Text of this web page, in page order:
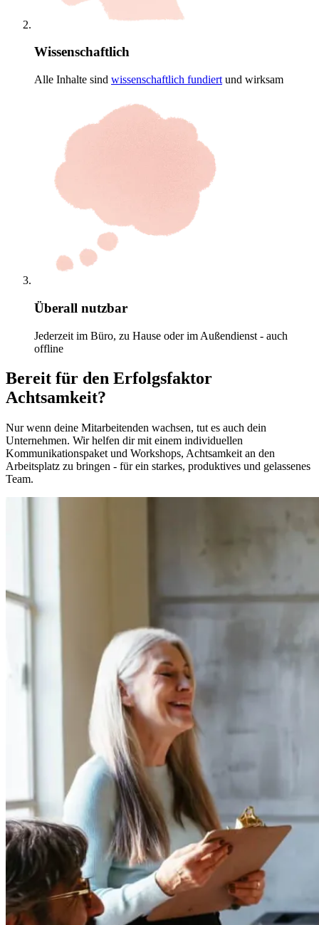
Wissenschaftlich
Alle Inhalte sind wissenschaftlich fundiert und wirksam
Überall nutzbar
Jederzeit im Büro, zu Hause oder im Außendienst - auch
offline
Bereit für den Erfolgsfaktor
Achtsamkeit?
Nur wenn deine Mitarbeitenden wachsen, tut es auch dein
Unternehmen. Wir helfen dir mit einem individuellen
Kommunikationspaket und Workshops, Achtsamkeit an den
Arbeitsplatz zu bringen - für ein starkes, produktives und gelassenes
Team.